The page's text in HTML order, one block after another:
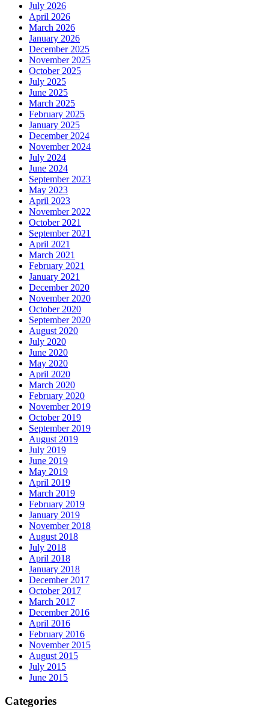
July 2026
April 2026
March 2026
January 2026
December 2025
November 2025
October 2025
July 2025
June 2025
March 2025
February 2025
January 2025
December 2024
November 2024
July 2024
June 2024
September 2023
May 2023
April 2023
November 2022
October 2021
September 2021
April 2021
March 2021
February 2021
January 2021
December 2020
November 2020
October 2020
September 2020
August 2020
July 2020
June 2020
May 2020
April 2020
March 2020
February 2020
November 2019
October 2019
September 2019
August 2019
July 2019
June 2019
May 2019
April 2019
March 2019
February 2019
January 2019
November 2018
August 2018
July 2018
April 2018
January 2018
December 2017
October 2017
March 2017
December 2016
April 2016
February 2016
November 2015
August 2015
July 2015
June 2015
Categories